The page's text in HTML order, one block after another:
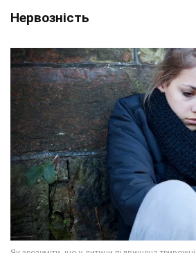
Нервозність